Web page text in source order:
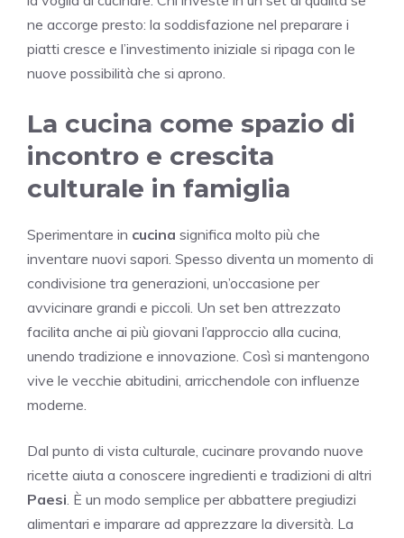
ne accorge presto: la soddisfazione nel preparare i
piatti cresce e l’investimento iniziale si ripaga con le
nuove possibilità che si aprono.
La cucina come spazio di
incontro e crescita
culturale in famiglia
Sperimentare in cucina significa molto più che
inventare nuovi sapori. Spesso diventa un momento di
condivisione tra generazioni, un’occasione per
avvicinare grandi e piccoli. Un set ben attrezzato
facilita anche ai più giovani l’approccio alla cucina,
unendo tradizione e innovazione. Così si mantengono
vive le vecchie abitudini, arricchendole con influenze
moderne.
Dal punto di vista culturale, cucinare provando nuove
ricette aiuta a conoscere ingredienti e tradizioni di altri
Paesi . È un modo semplice per abbattere pregiudizi
alimentari e imparare ad apprezzare la diversità. La